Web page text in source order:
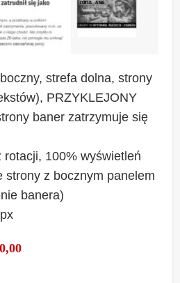
strefa dolna, strony
PRZYKLEJONY
baner zatrzymuje się
rotacji, 100% wyświetleń
strony z bocznym panelem
banera)